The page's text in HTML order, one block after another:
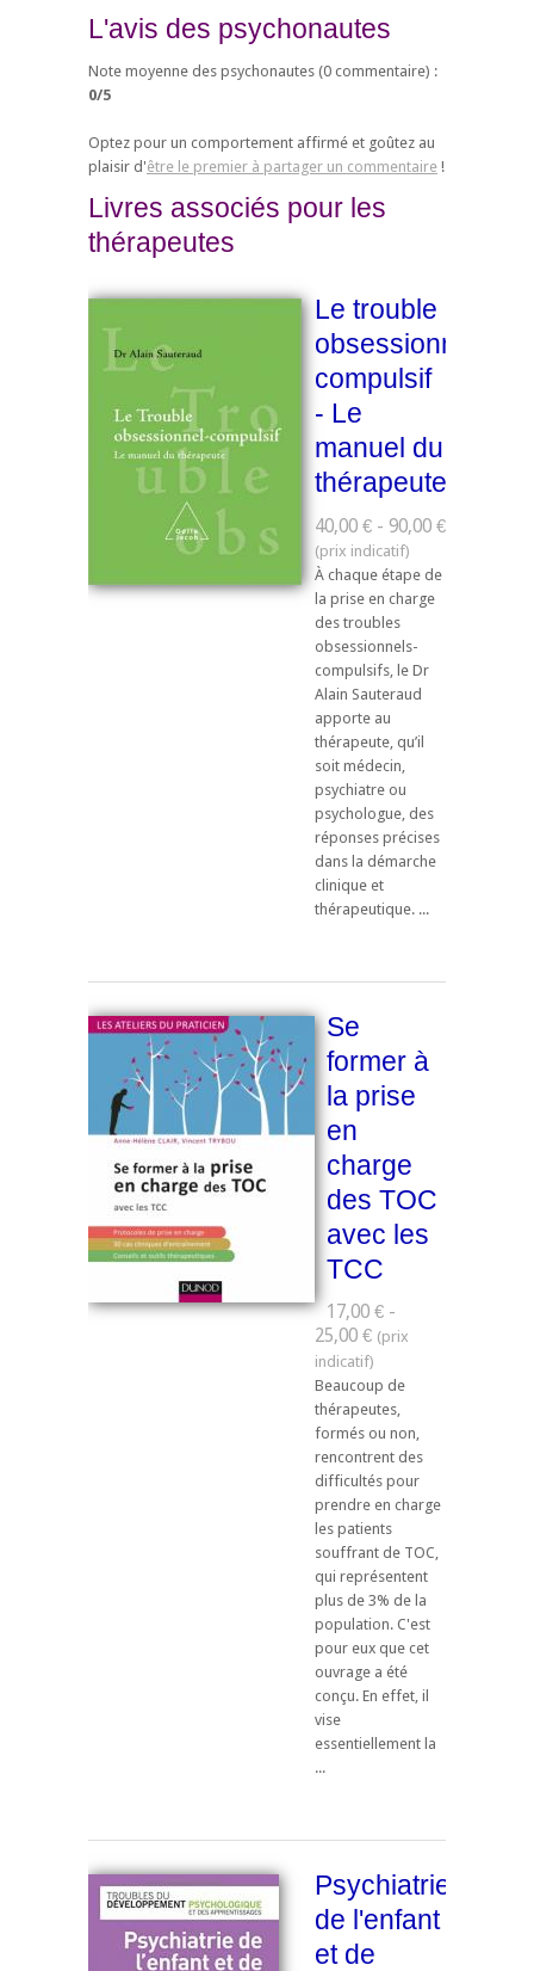
L'avis des psychonautes
Note moyenne des psychonautes (0 commentaire) :
0/5
Optez pour un comportement affirmé et goûtez au
plaisir d'être le premier à partager un commentaire !
Livres associés pour les
thérapeutes
Le trouble
obsessionnel-
compulsif
- Le
manuel du
thérapeute
40,00 € - 90,00 €
À chaque étape de
la prise en charge
des troubles
obsessionnels-
compulsifs, le Dr
Alain Sauteraud
apporte au
thérapeute, qu’il
soit médecin,
psychiatre ou
psychologue, des
réponses précises
dans la démarche
clinique et
thérapeutique. ...
Se
former à
la prise
en
charge
des TOC
avec les
TCC
17,00 € -
25,00 €
Beaucoup de
thérapeutes,
formés ou non,
rencontrent des
difficultés pour
prendre en charge
les patients
souffrant de TOC,
qui représentent
plus de 3% de la
population. C'est
pour eux que cet
ouvrage a été
conçu. En effet, il
vise
essentiellement la
...
Psychiatrie
de l'enfant
et de